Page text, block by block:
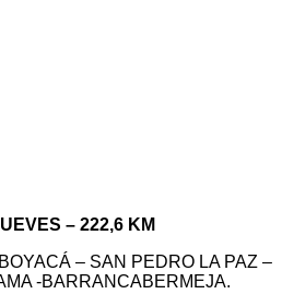
– 222,6 KM
– SAN PEDRO LA PAZ –
-BARRANCABERMEJA.